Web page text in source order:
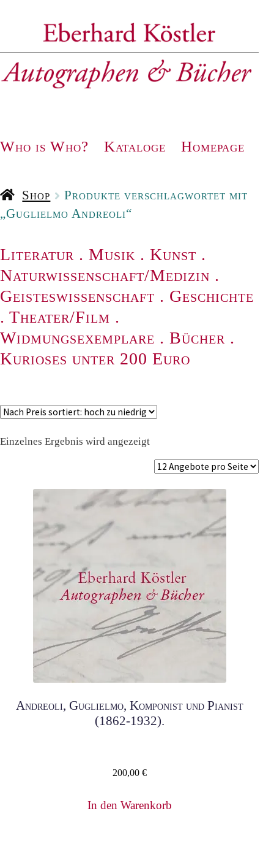
Navigation
Who is Who? Kataloge Homepage
Shop
Produkte verschlagwortet mit
„Guglielmo Andreoli“
Literatur . Musik . Kunst .
Naturwissenschaft/Medizin .
Geisteswissenschaft . Geschichte
. Theater/Film .
Widmungsexemplare . Bücher .
Kurioses unter 200 Euro
Einzelnes Ergebnis wird angezeigt
Andreoli, Guglielmo, Komponist und Pianist
(1862-1932).
200,00 €
In den Warenkorb